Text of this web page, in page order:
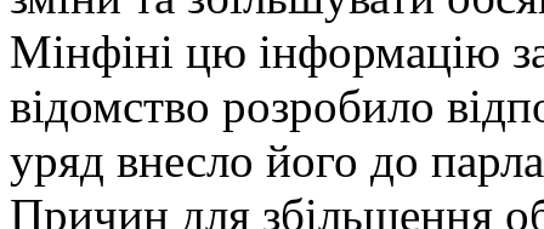
Мінфіні цю інформацію
відомство розробило
уряд внесло його до
Причин для збільшення